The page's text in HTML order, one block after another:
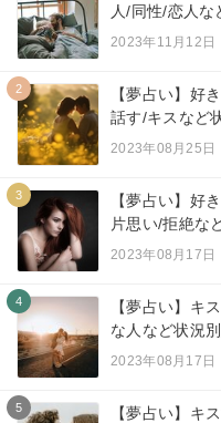
人/同性/恋人な
2023年11月12日
2
【夢占い】好
話す/キスなど
2023年08月25日
3
【夢占い】好
片思い/拒絶な
2023年08月17日
4
【夢占い】キ
な人など状況
2023年08月17日
5
【夢占い】キ